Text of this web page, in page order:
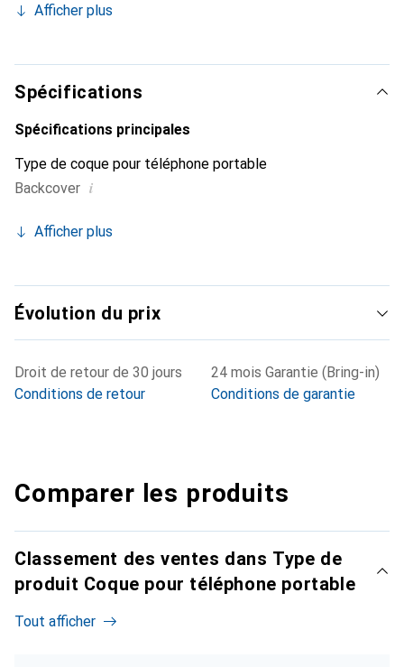
devient l'accessoire chic et indispensable pour votre
produits de haute qualité, la marque Noreve est un choix
fiable pour une clientèle exigeante.
Afficher plus
Spécifications
Spécifications principales
Type de coque pour téléphone portable
Backcover i
Afficher plus
Évolution du prix
Droit de retour de 30 jours
Conditions de retour
24 mois Garantie (Bring-in)
Conditions de garantie
Comparer les produits
Classement des ventes dans Type de
produit Coque pour téléphone portable
Tout afficher